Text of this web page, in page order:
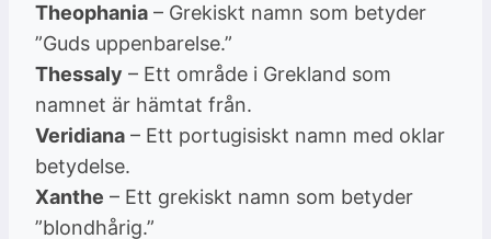
Theophania – Grekiskt namn som betyder
”Guds uppenbarelse.”
Thessaly – Ett område i Grekland som
namnet är hämtat från.
Veridiana – Ett portugisiskt namn med oklar
betydelse.
Xanthe – Ett grekiskt namn som betyder
”blondhårig.”